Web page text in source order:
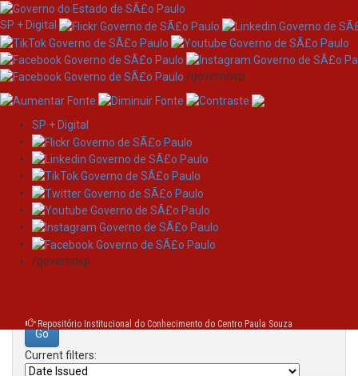
Skip
navigation
SP + Digital
/governosp
SP + Digital
/governosp
Repositório Institucional do Conhecimento do Centro Paula Souza
Search
Search:
Current filters: